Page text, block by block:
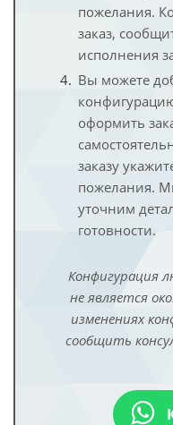
пожелания.
заказ,
исполнения
Вы можете
оформить
заказу
пожелания.
уточним
готовности.
Конфигурация
не является
изменениях
сообщить